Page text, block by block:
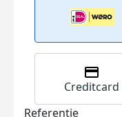
Creditcard
Referentie